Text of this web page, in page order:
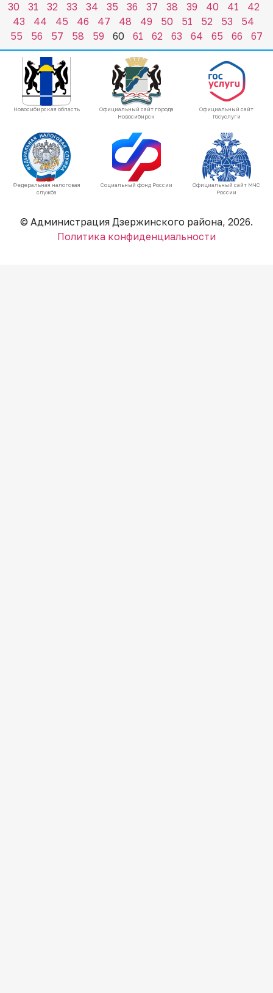
30
31 32 33 34 35 36 37 38 39 40 41
42
43
44 45 46 47 48 49 50 51 52 53
54
55
56 57 58 59 60 61 62 63 64 65 66 67
Новосибирская область
Официальный сайт города
Новосибирск
Официальный сайт
Госуслуги
Федеральная налоговая
служба
Социальный фонд России
Официальный сайт МЧС
России
© Администрация Дзержинского района, 2026.
Политика конфиденциальности